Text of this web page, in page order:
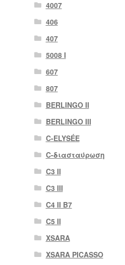
4007
406
407
5008 Ι
607
807
BERLINGO II
BERLINGO III
C-ELYSÉE
C-διασταύρωση
C3 II
C3 III
C4 II B7
C5 II
XSARA
XSARA PICASSO